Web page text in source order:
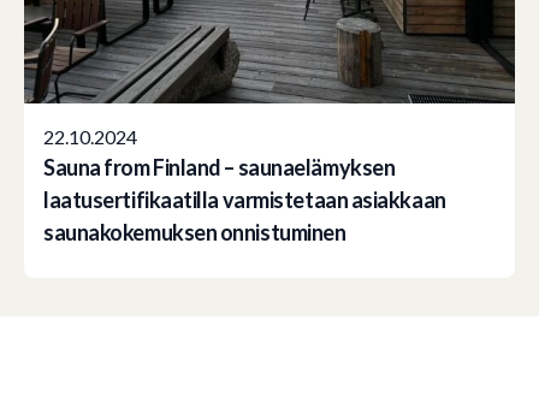
22.10.2024
Sauna from Finland – saunaelämyksen
laatusertifikaatilla varmistetaan asiakkaan
saunakokemuksen onnistuminen